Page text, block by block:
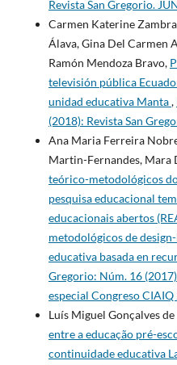
Revista San Gregorio.
Carmen Katerine
Álava, Gina Del Carmen
Ramón Mendoza Bravo,
televisión pública
unidad educativa Manta,
(2018): Revista San
Ana Maria Ferreira
Martin-Fernandes, Mara
teórico-metodológicos
pesquisa educacional
educacionais abertos
metodológicos de
educativa basada en
Gregorio: Núm. 16
especial Congreso
Luís Miguel Gonçalves
entre a educação pré-
continuidade educativa